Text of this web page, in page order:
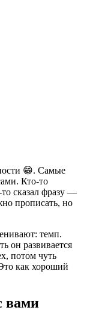
😁. Самые
Кто-то
сказал фразу —
прописать, но
темп.
он развивается
потом чуть
как хороший
вами